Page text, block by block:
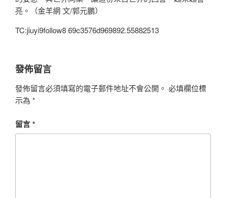
亮。（金羊網 文/郭元鵬）
TC:jiuyi9follow8 69c3576d969892.55882513
發佈留言
發佈留言必須填寫的電子郵件地址不會公開。 必填欄位標
示為 *
留言*